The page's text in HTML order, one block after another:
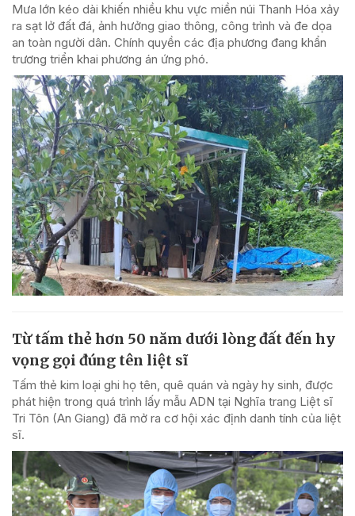
Mưa lớn kéo dài khiến nhiều khu vực miền núi Thanh Hóa xảy
ra sạt lở đất đá, ảnh hưởng giao thông, công trình và đe dọa
an toàn người dân. Chính quyền các địa phương đang khẩn
trương triển khai phương án ứng phó.
Từ tấm thẻ hơn 50 năm dưới lòng đất đến hy
vọng gọi đúng tên liệt sĩ
Tấm thẻ kim loại ghi họ tên, quê quán và ngày hy sinh, được
phát hiện trong quá trình lấy mẫu ADN tại Nghĩa trang Liệt sĩ
Tri Tôn (An Giang) đã mở ra cơ hội xác định danh tính của liệt
sĩ.